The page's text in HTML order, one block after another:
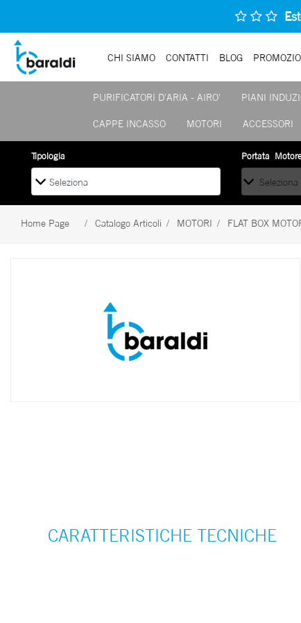
CHI SIAMO CONTATTI BLOG
PURIFICATORI D'ARIA - AIRO' PIANI
CAPPE INCASSO MOTORI ACCESSORI
La modifica di un filtro aggiorna automaticamente gli altri filtri
Tipologia Portata
Home Page Catalogo Articoli MOTORI FLAT BOX
CARATTERISTICHE TECNICHE